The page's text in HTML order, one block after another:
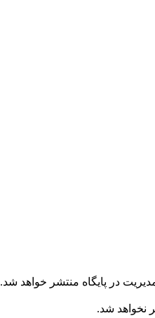
در پایگاه منتشر خواهد شد.
نخواهد شد.